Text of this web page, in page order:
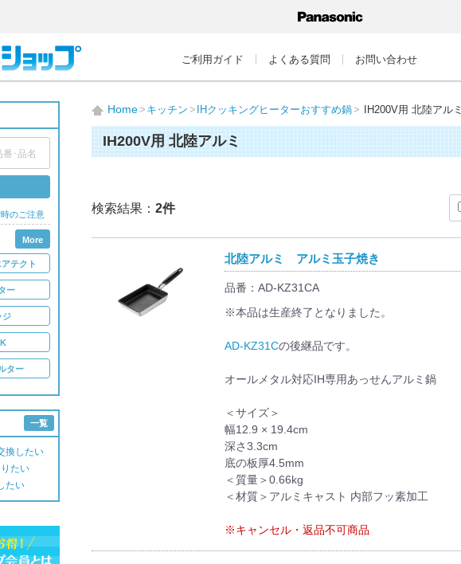
ご利用ガイド よくある質問 お問い合わせ
のご注意
More
アテクト
ー
ジ
ター
一覧
換したい
たい
たい
Home キッチン IHクッキングヒーターおすすめ鍋 IH200V用 北陸アルミ
IH200V用 北陸アルミ
検索結果： 2件
北陸アルミ アルミ玉子焼き
品番：AD-KZ31CA
※本品は生産終了となりました。
AD-KZ31Cの後継品です。
オールメタル対応IH専用あっせんアルミ鍋
＜サイズ＞
幅12.9 × 19.4cm
深さ3.3cm
底の板厚4.5mm
＜質量＞0.66kg
＜材質＞アルミキャスト 内部フッ素加工
※キャンセル・返品不可商品